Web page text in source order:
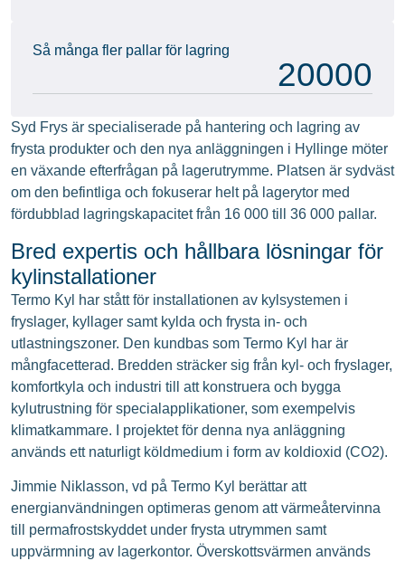
Så många fler pallar för lagring
20000
Syd Frys är specialiserade på hantering och lagring av
frysta produkter och den nya anläggningen i Hyllinge möter
en växande efterfrågan på lagerutrymme. Platsen är sydväst
om den befintliga och fokuserar helt på lagerytor med
fördubblad lagringskapacitet från 16 000 till 36 000 pallar.
Bred expertis och hållbara lösningar för
kylinstallationer
Termo Kyl har stått för installationen av kylsystemen i
fryslager, kyllager samt kylda och frysta in- och
utlastningszoner. Den kundbas som Termo Kyl har är
mångfacetterad. Bredden sträcker sig från kyl- och fryslager,
komfortkyla och industri till att konstruera och bygga
kylutrustning för specialapplikationer, som exempelvis
klimatkammare. I projektet för denna nya anläggning
används ett naturligt köldmedium i form av koldioxid (CO2).
Jimmie Niklasson, vd på Termo Kyl berättar att
energianvändningen optimeras genom att värmeåtervinna
till permafrostskyddet under frysta utrymmen samt
uppvärmning av lagerkontor. Överskottsvärmen används